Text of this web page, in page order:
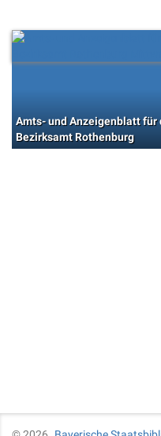
Amts- und Anzeigenblatt für
Bezirksamt Rothenburg